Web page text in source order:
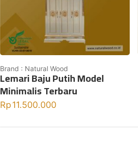
Brand : Natural Wood
Lemari Baju Putih Model
Minimalis Terbaru
Rp11.500.000